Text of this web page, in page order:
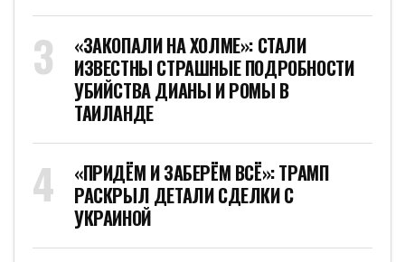
«ЗАКОПАЛИ НА ХОЛМЕ»: СТАЛИ
ИЗВЕСТНЫ СТРАШНЫЕ ПОДРОБНОСТИ
УБИЙСТВА ДИАНЫ И РОМЫ В
ТАИЛАНДЕ
«ПРИДЁМ И ЗАБЕРЁМ ВСЁ»: ТРАМП
РАСКРЫЛ ДЕТАЛИ СДЕЛКИ С
УКРАИНОЙ